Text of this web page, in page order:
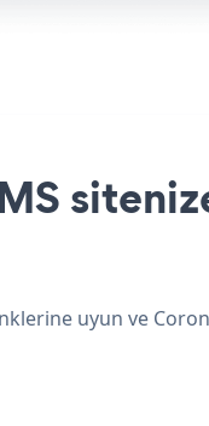
uyun ve